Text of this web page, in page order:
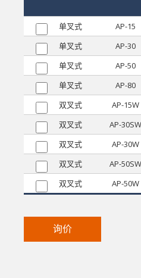
单叉式
AP-15
单叉式
AP-30
单叉式
AP-50
单叉式
AP-80
双叉式
AP-15W
双叉式
AP-30SW
双叉式
AP-30W
双叉式
AP-50SW
双叉式
AP-50W
询价